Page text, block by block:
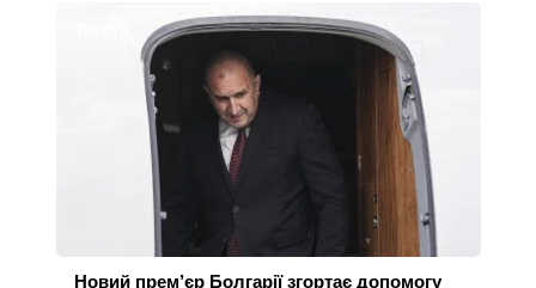
Новий прем’єр Болгарії згортає допомогу